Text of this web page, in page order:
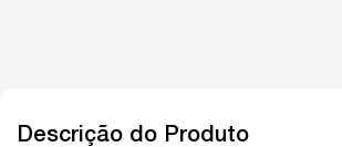
Descrição do Produto